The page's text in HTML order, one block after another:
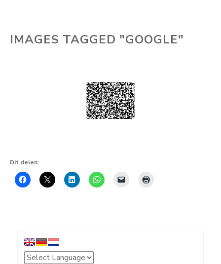
IMAGES TAGGED "GOOGLE"
Dit delen: